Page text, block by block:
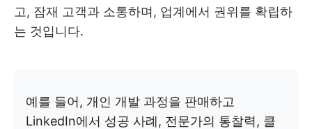
고, 잠재 고객과 소통하며, 업계에서 권위를 확립하
는 것입니다.
예를 들어, 개인 개발 과정을 판매하고
LinkedIn에서 성공 사례, 전문가의 통찰력, 클